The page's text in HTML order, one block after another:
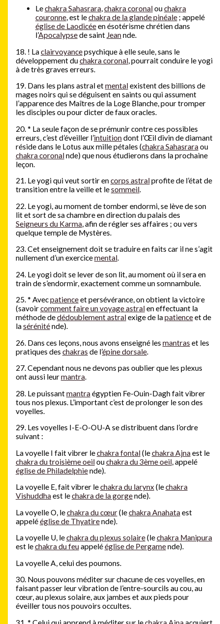
Lechakra Sahasrara,chakra coronalouchakra
couronne, est lechakra de la glande pinéale; appelé
église de Laodicéeen ésotérisme chrétien dans
l’Apocalypsede saint Jeannde.
18. ! Laclairvoyancepsychique à elle seule, sans le
développement duchakra coronal, pourrait conduire le yogi
à de très graves erreurs.
19. Dans les plans astral etmentalexistent des billions de
mages noirs qui se déguisent en saints ou qui assument
l’apparence des Maîtres de la Loge Blanche, pour tromper
les disciples ou pour dicter de faux oracles.
20. * La seule façon de se prémunir contre ces possibles
erreurs, c’est d’éveiller l’intuitiondont l’Œil divin de diamant
réside dans le Lotus aux mille pétales (chakra Sahasraraou
chakra coronalnde) que nous étudierons dans la prochaine
leçon.
21. Le yogi qui veut sortir encorps astralprofite de l’état de
transition entre la veille et lesommeil.
22. Le yogi, au moment de tomber endormi, se lève de son
lit et sort de sa chambre en direction du palais des
Seigneurs du Karma, afin de régler ses affaires ; ou vers
quelque temple de Mystères.
23. Cet enseignement doit se traduire en faits car il ne s’agit
nullement d’un exercicemental.
24. Le yogi doit se lever de son lit, au moment où il sera en
train de s’endormir, exactement comme un somnambule.
25.* Avecpatienceet persévérance, on obtient la victoire
(savoircomment faire un voyage astralen effectuant la
méthode dedédoublement astralexige de lapatienceet de
laséréniténde).
26. Dans ces leçons, nous avons enseigné les mantras et les
pratiques des chakras de l’épine dorsale.
27. Cependant nous ne devons pas oublier que les plexus
ont aussi leurmantra.
28. Le puissantmantraégyptien Fe-Ouin-Dagh fait vibrer
tous nos plexus. L’important c’est de prolonger le son des
voyelles.
29. Les voyelles I-E-O-OU-A se distribuent dans l’ordre
suivant :
La voyelle I fait vibrer lechakra fontal(lechakra Ajnaest le
chakra du troisième oeilouchakra du 3ème oeil, appelé
église de Philadelphiende).
La voyelle E, fait vibrer lechakra du larynx(lechakra
Vishuddhaest lechakra de la gorgende).
La voyelle O, lechakra du cœur(lechakra Anahataest
appelééglise de Thyatirende).
La voyelle U, lechakra du plexus solaire(lechakra Manipura
est lechakra du feuappelééglise de Pergamende).
La voyelle A, celui des poumons.
30. Nous pouvons méditer sur chacune de ces voyelles, en
faisant passer leur vibration de l’entre-sourcils au cou, au
cœur, au plexus solaire, aux jambes et aux pieds pour
éveiller tous nos pouvoirs occultes.